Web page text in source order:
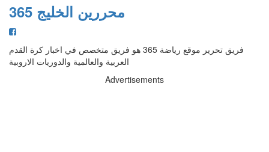
محررين الخليج 365
فريق تحرير موقع رياضة 365 هو فريق متخصص في اخبار كرة القدم
العربية والعالمية والدوريات الاروبية
Advertisements